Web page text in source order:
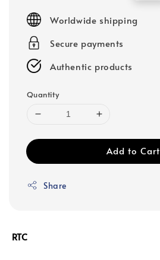
Worldwide shipping
Secure payments
Authentic products
Quantity
Add to Cart
Share
RTC